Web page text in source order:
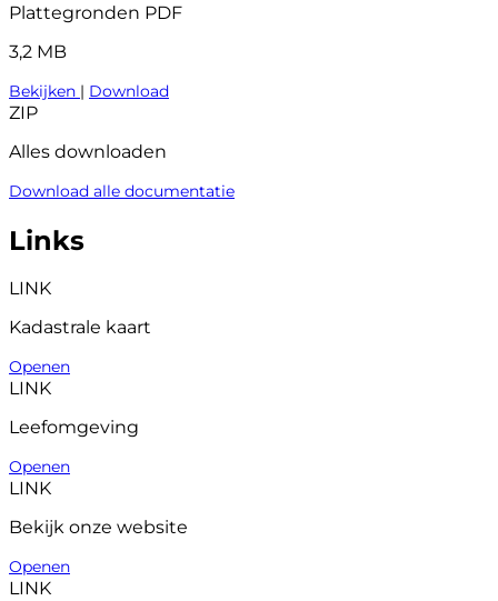
Plattegronden PDF
3,2 MB
Bekijken | Download
ZIP
Alles downloaden
Download alle documentatie
Links
LINK
Kadastrale kaart
Openen
LINK
Leefomgeving
Openen
LINK
Bekijk onze website
Openen
LINK